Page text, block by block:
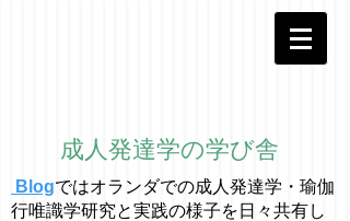
成人発達学の学び舎
Blogではオラ ンダでの成人発達学・ 瑜伽
行唯識学研究と実践の様子を日々共有し